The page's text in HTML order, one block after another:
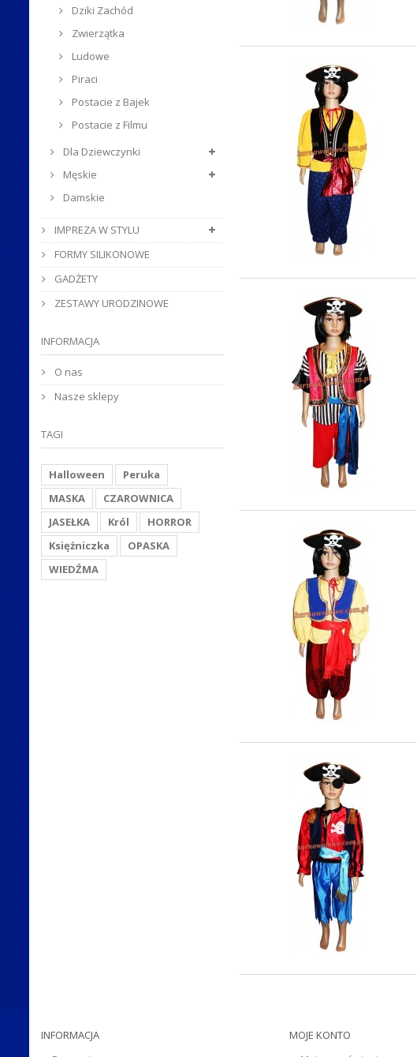
Dziki Zachód
Zwierzątka
Ludowe
Piraci
Postacie z Bajek
Postacie z Filmu
Dla Dziewczynki
Męskie
Damskie
IMPREZA W STYLU
FORMY SILIKONOWE
GADŻETY
ZESTAWY URODZINOWE
INFORMACJA
O nas
Nasze sklepy
TAGI
Halloween
Peruka
MASKA
CZAROWNICA
JASEŁKA
Król
HORROR
Księżniczka
OPASKA
WIEDŹMA
INFORMACJA
MOJE KONTO